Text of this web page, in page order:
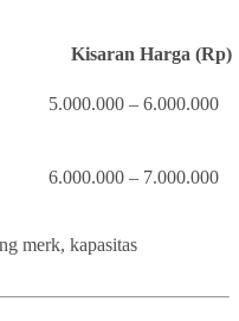
Kisaran Harga (Rp)
5.000.000 – 6.000.000
6.000.000 – 7.000.000
merk, kapasitas